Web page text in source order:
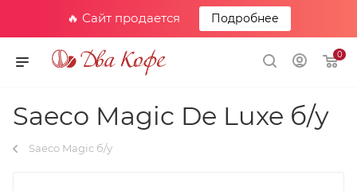
🔥 Сайт продается Подробнее
0
Saeco Magic De Luxe б/у
Saeco Magic б/у